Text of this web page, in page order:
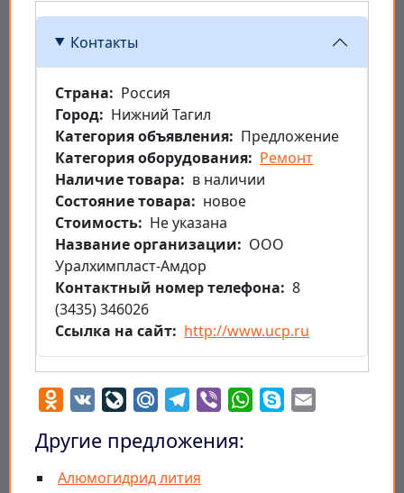
Контакты
Страна
Россия
Город
Нижний Тагил
Категория объявления
Предложение
Категория оборудования
Ремонт
Наличие товара
в наличии
Состояние товара
новое
Стоимость
Не указана
Название организации
ООО
Уралхимпласт-Амдор
Контактный номер телефона
8
(3435) 346026
Ссылка на сайт
http://www.ucp.ru
Odnoklassniki
VK LiveJournal
Mail.RuTelegram
Viber WhatsApp
Skype
Другие предложения:
Алюмогидрид лития